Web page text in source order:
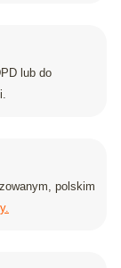
lub do
polskim